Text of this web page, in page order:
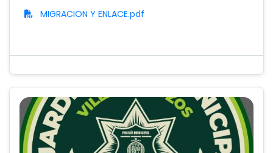
MIGRACION Y ENLACE.pdf